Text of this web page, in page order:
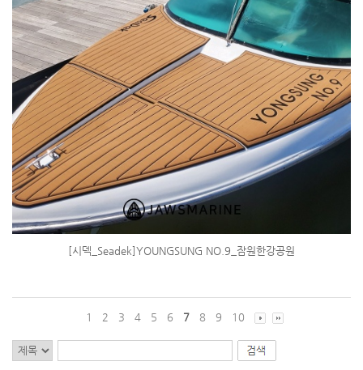
[시덱_Seadek]YOUNGSUNG NO.9_잠원한강공원
1 2 3 4 5 6 7 8 9 10